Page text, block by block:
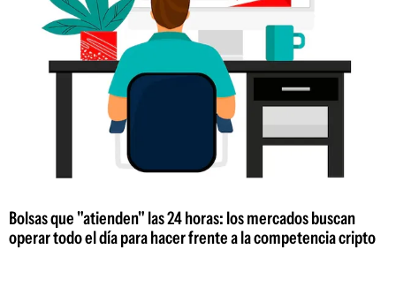
Bolsas que "atienden" las 24 horas: los mercados buscan
operar todo el día para hacer frente a la competencia cripto